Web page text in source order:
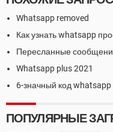
Whatsapp removed
Как узнать whatsapp
Пересланные
Whatsapp plus 2021
6-значный код whatsapp
ПОПУЛЯРНЫЕ